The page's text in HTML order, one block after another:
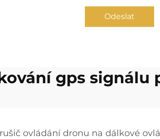
Odeslat
gps signálu
rušič ovládání dronu na dálkové